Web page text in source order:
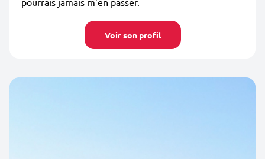
Voir son profil